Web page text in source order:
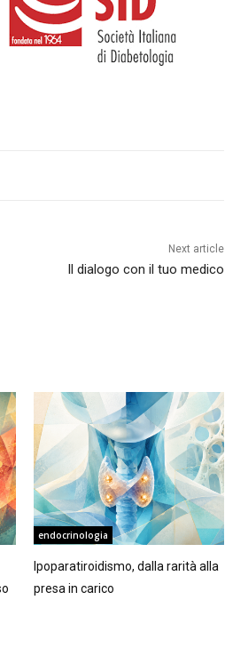
Next article
Il dialogo con il tuo medico
endocrinologia
Ipoparatiroidismo, dalla rarità alla
presa in carico